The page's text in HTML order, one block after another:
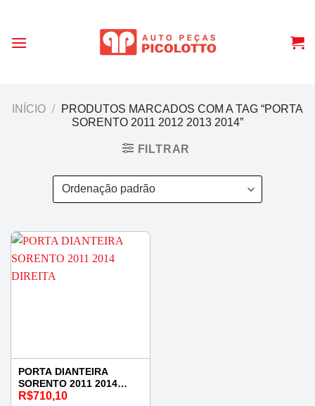
content
INÍCIO /
PRODUTOS MARCADOS COM A TAG “PORTA
SORENTO 2011 2012 2013 2014”
FILTRAR
PORTA DIANTEIRA
SORENTO 2011 2014
DIREITA
R$710,10